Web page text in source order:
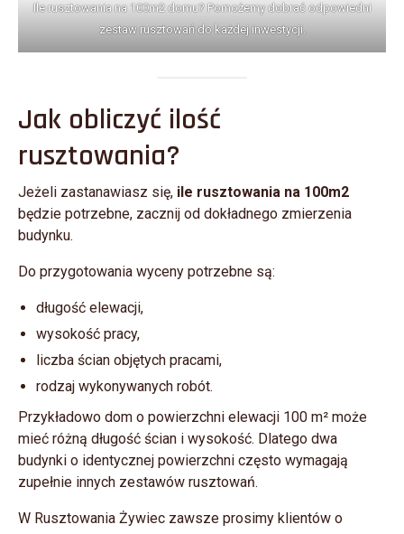
Ile rusztowania na 100m2 domu? Pomożemy dobrać odpowiedni
zestaw rusztowań do każdej inwestycji.
Jak obliczyć ilość
rusztowania?
Jeżeli zastanawiasz się, ile rusztowania na 100m2
będzie potrzebne, zacznij od dokładnego zmierzenia
budynku.
Do przygotowania wyceny potrzebne są:
długość elewacji,
wysokość pracy,
liczba ścian objętych pracami,
rodzaj wykonywanych robót.
Przykładowo dom o powierzchni elewacji 100 m² może
mieć różną długość ścian i wysokość. Dlatego dwa
budynki o identycznej powierzchni często wymagają
zupełnie innych zestawów rusztowań.
W Rusztowania Żywiec zawsze prosimy klientów o